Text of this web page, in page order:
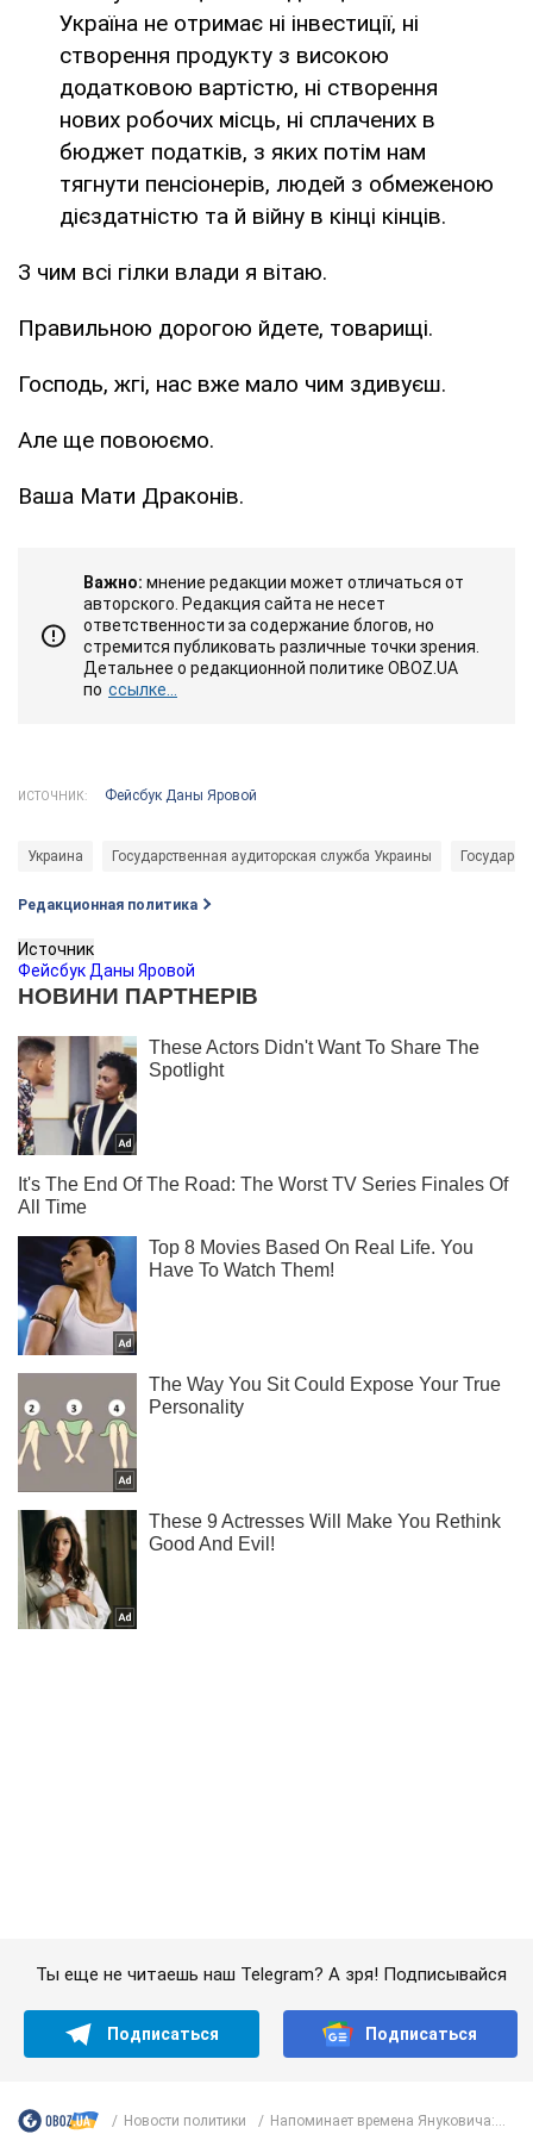
Україна не отримає ні інвестиції, ні
створення продукту з високою
додатковою вартістю, ні створення
нових робочих місць, ні сплачених в
бюджет податків, з яких потім нам
тягнути пенсіонерів, людей з обмеженою
дієздатністю та й війну в кінці кінців.
З чим всі гілки влади я вітаю.
Правильною дорогою йдете, товарищі.
Господь, жгі, нас вже мало чим здивуєш.
Але ще повоюємо.
Ваша Мати Драконів.
Важно: мнение редакции может отличаться от
авторского. Редакция сайта не несет
ответственности за содержание блогов, но
стремится публиковать различные точки зрения.
Детальнее о редакционной политике OBOZ.UA
по ссылке...
ИСТОЧНИК: Фейсбук Даны Яровой
Украина Государственная аудиторская служба Украины
Редакционная политика
Источник
Фейсбук Даны Яровой